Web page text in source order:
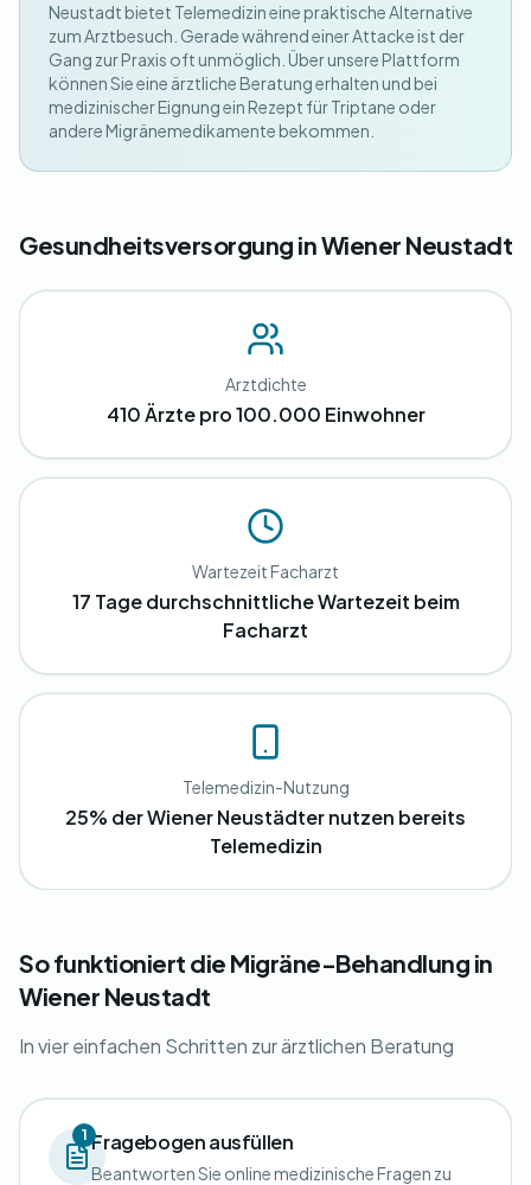
Neustadt bietet Telemedizin eine praktische Alternative
zum Arztbesuch. Gerade während einer Attacke ist der
Gang zur Praxis oft unmöglich. Über unsere Plattform
können Sie eine ärztliche Beratung erhalten und bei
medizinischer Eignung ein Rezept für Triptane oder
andere Migränemedikamente bekommen.
Gesundheitsversorgung in Wiener Neustadt
Arztdichte
410 Ärzte pro 100.000 Einwohner
Wartezeit Facharzt
17 Tage durchschnittliche Wartezeit beim
Facharzt
Telemedizin-Nutzung
25% der Wiener Neustädter nutzen bereits
Telemedizin
So funktioniert die Migräne-Behandlung in
Wiener Neustadt
In vier einfachen Schritten zur ärztlichen Beratung
1 Fragebogen ausfüllen
Beantworten Sie online medizinische Fragen zu